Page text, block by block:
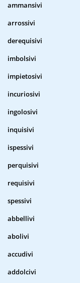
ammansivi
arrossivi
derequisivi
imbolsivi
impietosivi
incuriosivi
ingolosivi
inquisivi
ispessivi
perquisivi
requisivi
spessivi
abbellivi
abolivi
accudivi
addolcivi